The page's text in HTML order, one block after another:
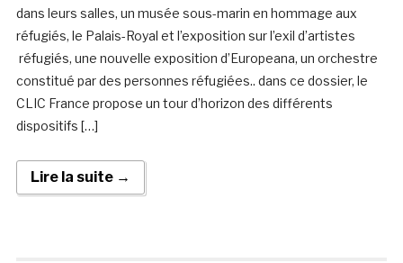
dans leurs salles, un musée sous-marin en hommage aux
réfugiés, le Palais-Royal et l’exposition sur l’exil d’artistes
réfugiés, une nouvelle exposition d’Europeana, un orchestre
constitué par des personnes réfugiées.. dans ce dossier, le
CLIC France propose un tour d’horizon des différents
dispositifs […]
Lire la suite →